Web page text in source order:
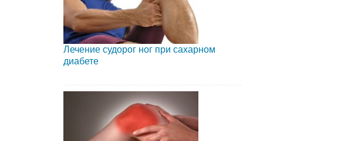
Лечение судорог ног при сахарном
диабете